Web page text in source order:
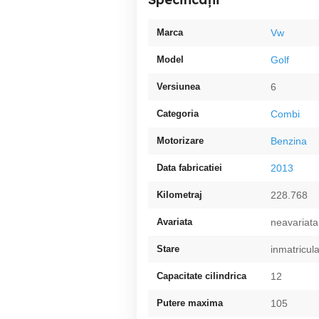
Marca Vw
Model Golf
Versiunea 6
Categoria Combi
Motorizare Benzina
Data fabricatiei 2013
Kilometraj 228.768
Avariata neavariata
Stare
Capacitate cilindrica 12
Putere maxima 105